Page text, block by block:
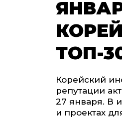
ТОП-
Корейский
репутации
27 января. В
и проектах